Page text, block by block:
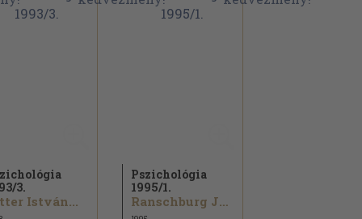
3.
István...
Pszichológia
1995/1.
Ranschburg Jenő...